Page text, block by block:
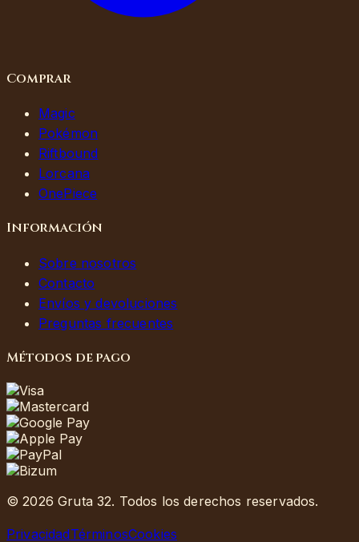
Comprar
Magic
Pokémon
Riftbound
Lorcana
OnePiece
Información
Sobre nosotros
Contacto
Envíos y devoluciones
Preguntas frecuentes
Métodos de pago
©2026 Gruta 32. Todos los derechos reservados.
PrivacidadTérminosCookies